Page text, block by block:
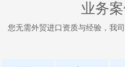
业务案
您无需外贸进口资质与经验，我